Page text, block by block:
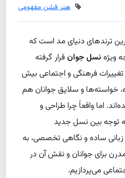
هنر فشن مفهومی
ترندهای دنیای مد است که
ویژهنسل جوانقرار گرفته
فرهنگی و اجتماعی بیش
خواسته‌ها و سلایق جوانان هم
اما واقعاً چرا طراحی و
بین نسل جدید
زبانی ساده و نگاهی تخصصی، به
برای جوانان و نقش آن در
می‌پردازیم.